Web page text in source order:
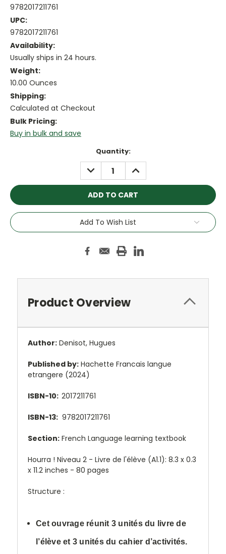
9782017211761
UPC:
9782017211761
Availability:
Usually ships in 24 hours.
Weight:
10.00 Ounces
Shipping:
Calculated at Checkout
Bulk Pricing:
Buy in bulk and save
Quantity:
DECREASE
QUANTITY:
INCREASE
QUANTITY:
Add To Wish List
Product Overview
Author: Denisot, Hugues
Published by: Hachette Francais langue
etrangere (2024)
ISBN-10: 2017211761
ISBN-13: 9782017211761
Section: French Language learning textbook
Hourra ! Niveau 2 - Livre de l'élève (A1.1): 8.3 x 0.3
x 11.2 inches - 80 pages
Structure :
Cet ouvrage réunit 3 unités du livre de
l’élève et 3 unités du cahier d’activités.